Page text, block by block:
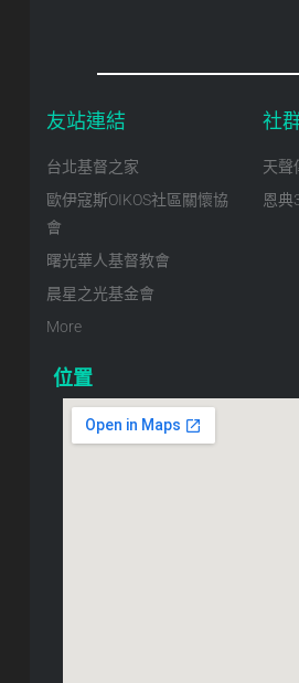
友站連結
台北基督之家
歐伊寇斯OIKOS社區關懷協
會
曙光華人基督教會
晨星之光基金會
More
社
天聲
恩典
位置